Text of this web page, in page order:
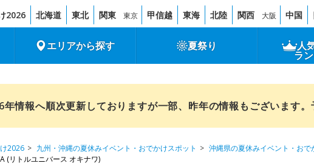
2026 北海道 東北 関東 東京 甲信越 東海 北陸 関西 大阪 中国
エリアから探す 夏祭り 人
ラ
年情報へ順次更新しておりますが一部、昨年の情報もございます。
2026 九州・沖縄の夏休みイベント・おでかけスポット 沖縄県の夏休みイベント・おで
(リトルユニバース オキナワ)